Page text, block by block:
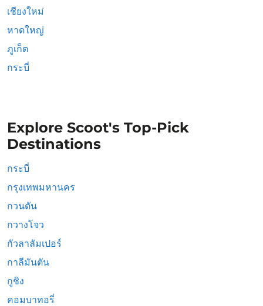
เชียงใหม่
หาดใหญ่
ภูเก็ต
กระบี่
Explore Scoot's Top-Pick
Destinations
กระบี่
กรุงเทพมหานคร
กวนตัน
กวางโจว
กัวลาลัมเปอร์
กาลีมันตัน
กูชิง
คอมบาทอรี่